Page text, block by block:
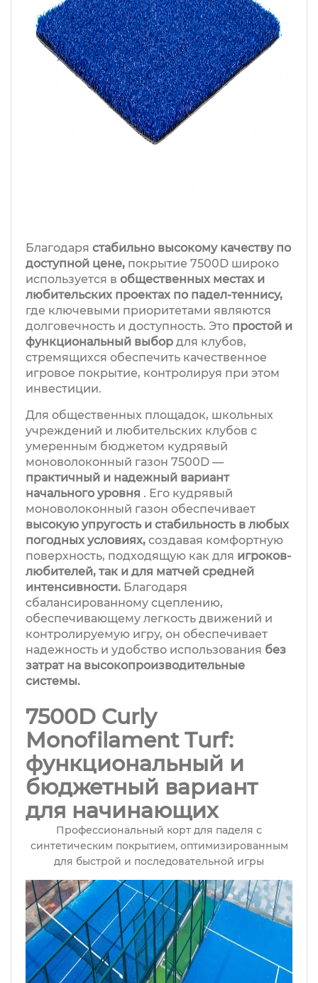
Профессиональный корт для паделя с
синтетическим покрытием, оптимизированным
для быстрой и последовательной игры
7500D Curly
Monofilament Turf:
функциональный и
бюджетный вариант
для начинающих
Для общественных площадок, школьных
учреждений и любительских клубов с
умеренным бюджетом кудрявый
моноволоконный газон 7500D —
практичный и надежный вариант
начального уровня . Его кудрявый
моноволоконный газон обеспечивает
высокую упругость и стабильность в любых
погодных условиях, создавая комфортную
поверхность, подходящую как для игроков-
любителей, так и для матчей средней
интенсивности. Благодаря
сбалансированному сцеплению,
обеспечивающему легкость движений и
контролируемую игру, он обеспечивает
надежность и удобство использования без
затрат на высокопроизводительные
системы.
Благодаря стабильно высокому качеству по
доступной цене, покрытие 7500D широко
используется в общественных местах и
любительских проектах по падел-теннису,
где ключевыми приоритетами являются
долговечность и доступность. Это простой и
функциональный выбор для клубов,
стремящихся обеспечить качественное
игровое покрытие, контролируя при этом
инвестиции.